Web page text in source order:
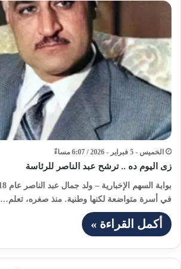
الخميس - 5 فبراير - 2026 / 6:07 مساءً
زى اليوم ده .. ترشح عبد الناصر للرئاسة
في أسرة متواضعة لكنها وطنية. منذ صغره، تعلم…
أكمل القراءة »